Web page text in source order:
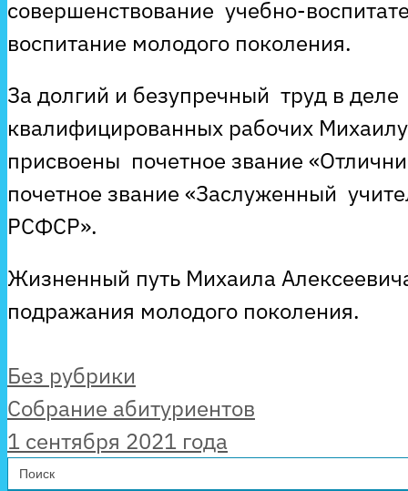
совершенствование учебно-
воспитание молодого поколения.
За долгий и безупречный труд в
квалифицированных рабочих
присвоены почетное звание
почетное звание «Заслуженный
РСФСР».
Жизненный путь Михаила
подражания молодого поколения.
Рубрики
Без рубрики
Собрание абитуриентов
1 сентября 2021 года
Search
for: